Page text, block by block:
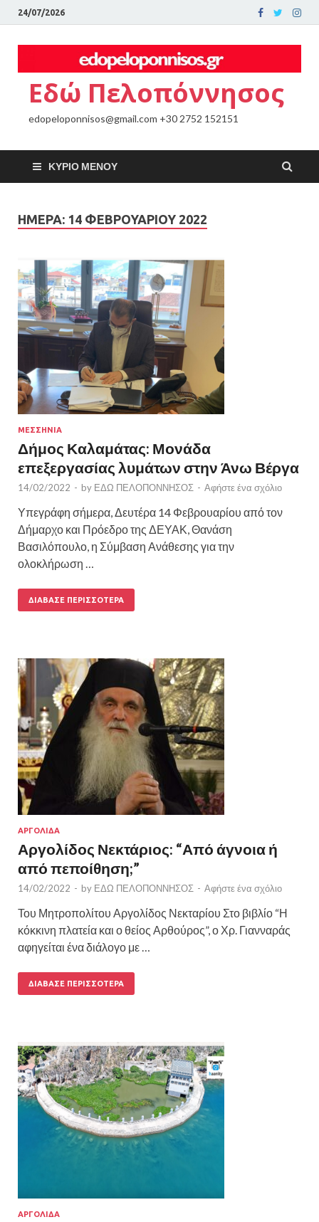
24/07/2026
Εδώ Πελοπόννησος
edopeloponnisos@gmail.com +30 2752 152151
ΚΎΡΙΟ ΜΕΝΟΎ
ΗΜΈΡΑ: 14 ΦΕΒΡΟΥΑΡΊΟΥ 2022
ΜΕΣΣΗΝΙΑ
Δήμος Καλαμάτας: Μονάδα
επεξεργασίας λυμάτων στην Άνω Βέργα
14/02/2022 - by ΕΔΩ ΠΕΛΟΠΟΝΝΗΣΟΣ - Αφήστε ένα σχόλιο
Υπεγράφη σήμερα, Δευτέρα 14 Φεβρουαρίου από τον
Δήμαρχο και Πρόεδρο της ΔΕΥΑΚ, Θανάση
Βασιλόπουλο, η Σύμβαση Ανάθεσης για την
ολοκλήρωση …
ΔΙΆΒΑΣΕ ΠΕΡΙΣΣΌΤΕΡΑ
ΑΡΓΟΛΙΔΑ
Αργολίδος Νεκτάριος: “Από άγνοια ή
από πεποίθηση;”
14/02/2022 - by ΕΔΩ ΠΕΛΟΠΟΝΝΗΣΟΣ - Αφήστε ένα σχόλιο
Του Μητροπολίτου Αργολίδος Νεκταρίου Στο βιβλίο “Η
κόκκινη πλατεία και ο θείος Αρθούρος”, ο Χρ. Γιανναράς
αφηγείται ένα διάλογο με …
ΔΙΆΒΑΣΕ ΠΕΡΙΣΣΌΤΕΡΑ
ΑΡΓΟΛΙΔΑ